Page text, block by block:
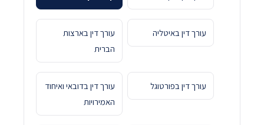
עורך דין באיטליה
עורך דין בארצות
הברית
עורך דין בפורטוגל
עורך דין בדובאי ואיחוד
האמירויות